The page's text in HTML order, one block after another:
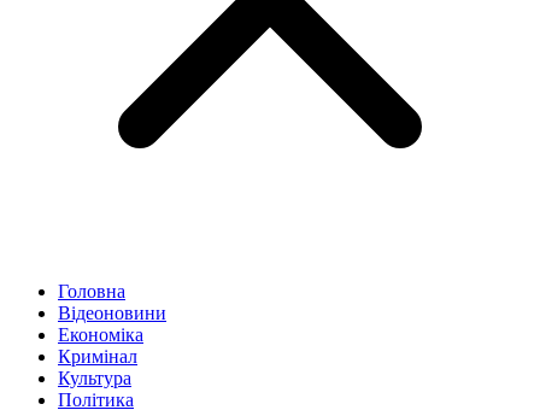
Головна
Відеоновини
Економіка
Кримінал
Культура
Політика